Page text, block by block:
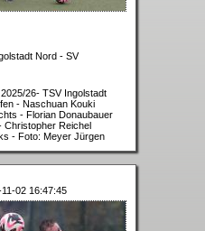
Nord - SV
26- TSV Ingolstadt
- Naschuan Kouki
- Florian Donaubauer
Christopher Reichel
- Foto: Meyer Jürgen
02 16:47:45